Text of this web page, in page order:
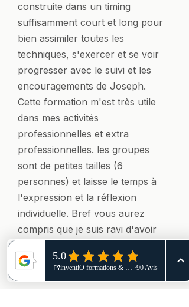
construite dans un timing
suffisamment court et long pour
bien assimiler toutes les
techniques, s'exercer et se voir
progresser avec le suivi et les
encouragements de Joseph.
Cette formation m'est très utile
dans mes activités
professionnelles et extra
professionnelles. les groupes
sont de petites tailles (6
personnes) et laisse le temps à
l'expression et la réflexion
individuelle. Bref vous aurez
compris que je suis ravi d'avoir
(Avis Google, août 2024)